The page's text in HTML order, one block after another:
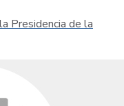
Presidencia de la